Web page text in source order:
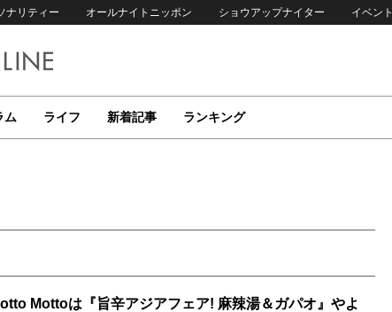
ナリティー オールナイトニッポン ショウアップナイター イベント
ム ライフ 新着記事 ランキング
Mottoは『旨辛アジアフェア! 麻辣湯＆ガパオ』やよ